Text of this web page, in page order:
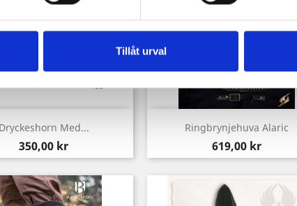
Tillåt urval
Dryckeshorn Med...
Pris
350,00 kr
Snabbvy Ringbrynjehuva Alaric
Pris
619,00 kr
Snabbvy